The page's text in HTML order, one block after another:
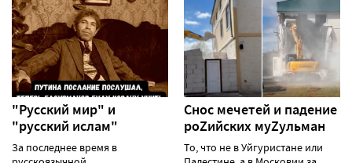
"Русский мир" и
"русский ислам"
За последнее время в
Снос мечетей и падение
роZийских муZульман
То, что не в Уйгуристане или